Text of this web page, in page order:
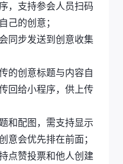
，支持参会人员扫码
己的创意；
同步发送到创意收集
的创意标题与内容自
回给小程序，供上传
和配图，需支持显示
意会优先排在前面；
点赞投票和他人创建